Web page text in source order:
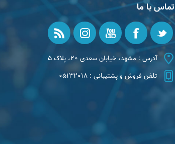
تماس با ما
آدرس : مشهد، خیابان سعدی ۲۰، پلاک ۵
تلفن فروش و پشتیبانی : ۰۵۱۳۲۰۱۸